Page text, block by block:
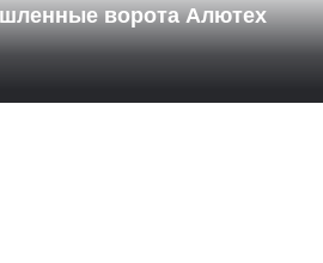
ворота Алютех